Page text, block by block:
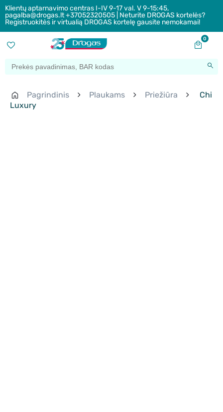
Klientų aptarnavimo centras I-IV 9-17 val. V 9-15:45,
pagalba@drogas.lt +37052320505 | Neturite DROGAS kortelės?
Registruokitės ir virtualią DROGAS kortelę gausite nemokamai!
0
Pagrindinis Plaukams Priežiūra
Chi
Luxury